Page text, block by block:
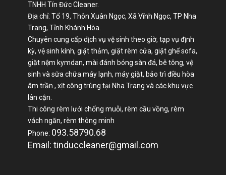
TNHH Tín Đức Cleaner.
Địa chỉ: Tổ 19, Thôn Xuân Ngọc, Xã Vĩnh Ngọc, TP Nha
Trang, Tỉnh Khánh Hòa.
Chuyên cung cấp dịch vụ vệ sinh theo giờ, tạp vụ định
kỳ, vệ sinh kính, giặt thảm, giặt rèm cửa, giặt ghế sofa,
giặt nệm kymdan, mài đánh bóng sàn đá, bê tông, vệ
sinh và sữa chữa máy lạnh, máy giặt, bảo trì điều hòa
âm trần , xịt công trùng tại Nha Trang và các khu vực
lân cận.
Thi công rèm lưới chống muỗi, rèm cầu vồng, rèm
vách ngăn, rèm thông minh
Phone: 093.58790.68
Email: tinduccleaner@gmail.com